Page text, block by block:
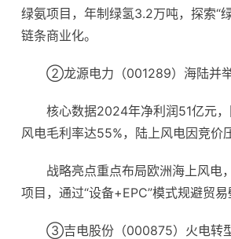
绿氨项目，年制绿氢3.2万吨，探索“
链条商业化。
②龙源电力（001289）海陆并
核心数据2024年净利润51亿元
风电毛利率达55%，陆上风电因竞价
战略亮点重点布局欧洲海上风电
项目，通过“设备+EPC”模式规避贸易
③吉电股份（000875）火电转